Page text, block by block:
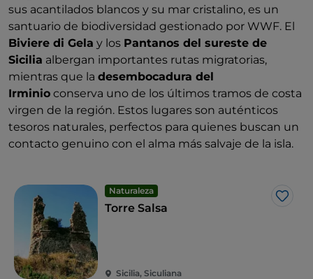
sus acantilados blancos y su mar cristalino, es un
santuario de biodiversidad gestionado por WWF. El
Biviere di Gela y los Pantanos del sureste de
Sicilia albergan importantes rutas migratorias,
mientras que la desembocadura del
Irminio conserva uno de los últimos tramos de costa
virgen de la región. Estos lugares son auténticos
tesoros naturales, perfectos para quienes buscan un
contacto genuino con el alma más salvaje de la isla.
Naturaleza
Me
Torre Salsa
Sicilia, Siculiana